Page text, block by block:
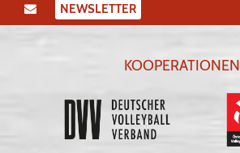
NEWSLETTER
KOOPERATIONEN